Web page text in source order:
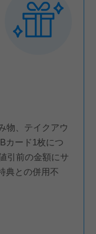
物、テイクアウ
カード1枚につ
引前の金額にサ
典との併用不